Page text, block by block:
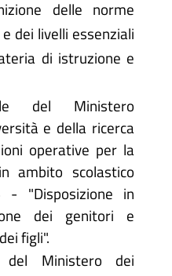
delle norme
dei livelli essenziali
di istruzione e
del Ministero
e della ricerca
operative per la
ambito scolastico
"Disposizione in
dei genitori e
figli".
del Ministero dei